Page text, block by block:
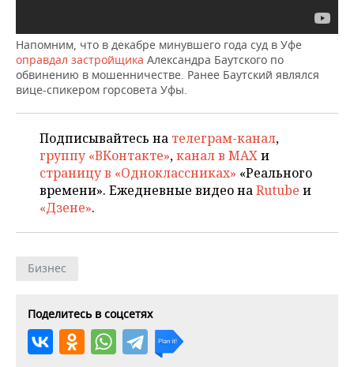
Напомним, что в декабре минувшего года суд в Уфе
оправдал застройщика Александра Баутского по
обвинению в мошенничестве. Ранее Баутский являлся
вице-спикером горсовета Уфы.
Подписывайтесь на телеграм-канал,
группу «ВКонтакте»,канал в MAXи
страницу в «Одноклассниках» «Реального
времени». Ежедневные видео наRutube и
«Дзене».
Бизнес
Поделитесь в соцсетях